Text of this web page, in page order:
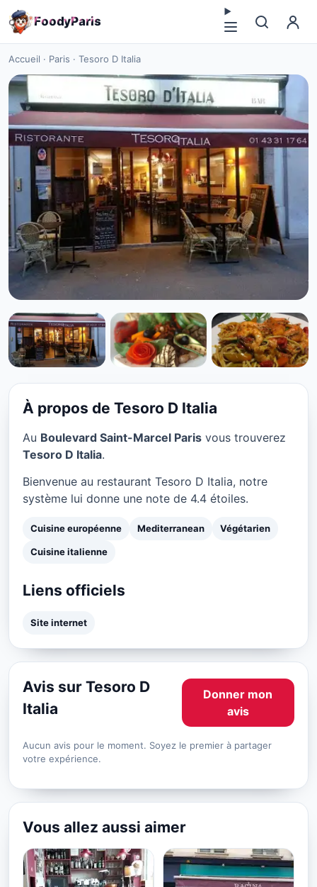
FoodyParis
Accueil · Paris · Tesoro D Italia
CUISINE EUROPÉENNE
Tesoro D Italia à Paris
★ 4.4/5
À propos de Tesoro D Italia
Au Boulevard Saint-Marcel Paris vous trouverez
Tesoro D Italia.
Bienvenue au restaurant Tesoro D Italia, notre
système lui donne une note de 4.4 étoiles.
Cuisine européenne Mediterranean Végétarien
Cuisine italienne
Liens officiels
Site internet
Avis sur Tesoro D
Italia
Donner mon
avis
Aucun avis pour le moment. Soyez le premier à partager
votre expérience.
Vous allez aussi aimer